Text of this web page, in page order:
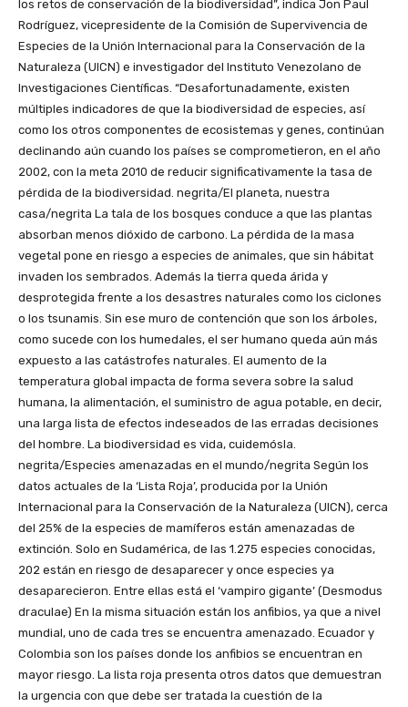
los retos de conservación de la biodiversidad”, indica Jon Paul
Rodríguez, vicepresidente de la Comisión de Supervivencia de
Especies de la Unión Internacional para la Conservación de la
Naturaleza (UICN) e investigador del Instituto Venezolano de
Investigaciones Científicas. “Desafortunadamente, existen
múltiples indicadores de que la biodiversidad de especies, así
como los otros componentes de ecosistemas y genes, continúan
declinando aún cuando los países se comprometieron, en el año
2002, con la meta 2010 de reducir significativamente la tasa de
pérdida de la biodiversidad. negrita/El planeta, nuestra
casa/negrita La tala de los bosques conduce a que las plantas
absorban menos dióxido de carbono. La pérdida de la masa
vegetal pone en riesgo a especies de animales, que sin hábitat
invaden los sembrados. Además la tierra queda árida y
desprotegida frente a los desastres naturales como los ciclones
o los tsunamis. Sin ese muro de contención que son los árboles,
como sucede con los humedales, el ser humano queda aún más
expuesto a las catástrofes naturales. El aumento de la
temperatura global impacta de forma severa sobre la salud
humana, la alimentación, el suministro de agua potable, en decir,
una larga lista de efectos indeseados de las erradas decisiones
del hombre. La biodiversidad es vida, cuidemósla.
negrita/Especies amenazadas en el mundo/negrita Según los
datos actuales de la ‘Lista Roja’, producida por la Unión
Internacional para la Conservación de la Naturaleza (UICN), cerca
del 25% de la especies de mamíferos están amenazadas de
extinción. Solo en Sudamérica, de las 1.275 especies conocidas,
202 están en riesgo de desaparecer y once especies ya
desaparecieron. Entre ellas está el ‘vampiro gigante’ (Desmodus
draculae) En la misma situación están los anfibios, ya que a nivel
mundial, uno de cada tres se encuentra amenazado. Ecuador y
Colombia son los países donde los anfibios se encuentran en
mayor riesgo. La lista roja presenta otros datos que demuestran
la urgencia con que debe ser tratada la cuestión de la